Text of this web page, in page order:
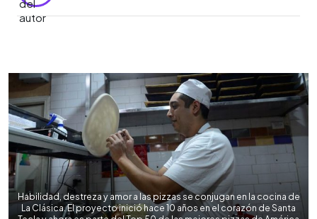
► Escuchar artículo
Habilidad, destreza y amor a las pizzas se conjugan en la cocina de
La Clásica. El proyecto inició hace 10 años en el corazón de Santa